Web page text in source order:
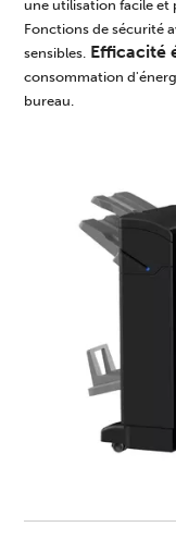
une utilisation facile et
Fonctions de sécurité
sensibles. Efficacité
consommation
bureau.